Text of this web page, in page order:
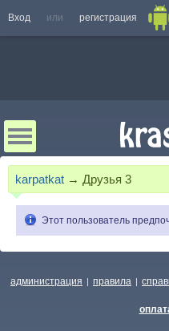
Вход или регистрация
karpatkat → Друзья 3
Этот пользователь
администрация | правила |